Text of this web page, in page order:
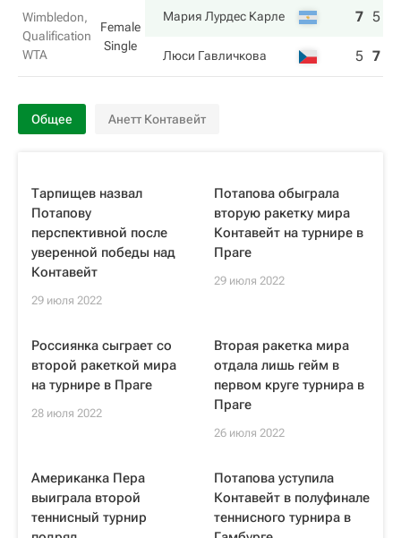
Wimbledon,
Qualification
WTA
Female
Single
Мария Лурдес Карле 7 5
Люси Гавличкова 5 7
Общее Анетт Контавейт
Тарпищев назвал
Потапову
перспективной после
уверенной победы над
Контавейт
29 июля 2022
Потапова обыграла
вторую ракетку мира
Контавейт на турнире в
Праге
29 июля 2022
Россиянка сыграет со
второй ракеткой мира
на турнире в Праге
28 июля 2022
Вторая ракетка мира
отдала лишь гейм в
первом круге турнира в
Праге
26 июля 2022
Американка Пера
выиграла второй
теннисный турнир
Потапова уступила
Контавейт в полуфинале
теннисного турнира в